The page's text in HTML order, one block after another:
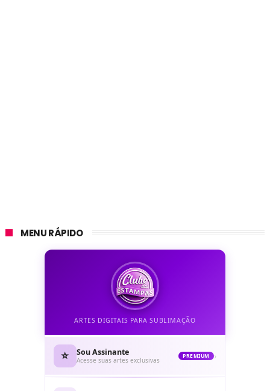
MENU RÁPIDO
ARTES DIGITAIS PARA SUBLIMAÇÃO
⭐ Sou Assinante
Acesse suas artes exclusivas
PREMIUM ›